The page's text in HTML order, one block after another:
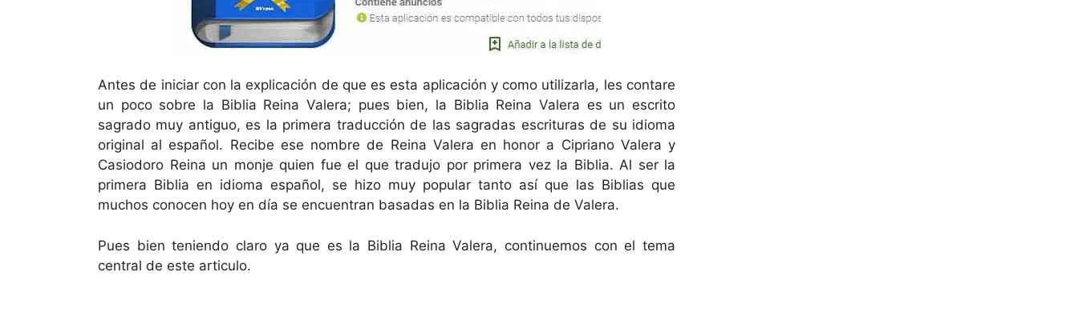
Antes de iniciar con la explicación de que es esta aplicación y como utilizarla, les contare
un poco sobre la Biblia Reina Valera; pues bien, la Biblia Reina Valera es un escrito
sagrado muy antiguo, es la primera traducción de las sagradas escrituras de su idioma
original al español. Recibe ese nombre de Reina Valera en honor a Cipriano Valera y
Casiodoro Reina un monje quien fue el que tradujo por primera vez la Biblia. Al ser la
primera Biblia en idioma español, se hizo muy popular tanto así que las Biblias que
muchos conocen hoy en día se encuentran basadas en la Biblia Reina de Valera.
Pues bien teniendo claro ya que es la Biblia Reina Valera, continuemos con el tema
central de este articulo.